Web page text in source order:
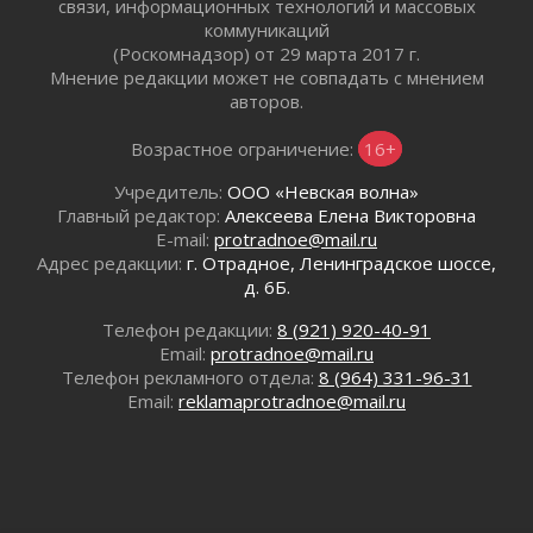
02 августа 2026
«Активное лето»
02 августа 2026
Ленобласть отметила заслуги жителей перед
02 августа 2026
02 августа 2026
ПСК через Гослуслуги напомнит жителям
Ленинградской области о неоплаченных
Пропавшего подростка нашли в Кировском
районе Ленобласти
02 августа 2026
связи, информационных технологий и массовых
коммуникаций
(Роскомнадзор) от 29 марта 2017 г.
Мнение редакции может не совпадать с мнением
авторов.
Возрастное ограничение: 16+
Учредитель: ООО «Невская волна»
Главный редактор: Алексеева Елена Викторовна
E-mail: protradnoe@mail.ru
Адрес редакции: г. Отрадное, Ленинградское шоссе,
д. 6Б.
Телефон редакции: 8 (921) 920-40-91
Email: protradnoe@mail.ru
Телефон рекламного отдела: 8 (964) 331-96-31
Email: reklamaprotradnoe@mail.ru